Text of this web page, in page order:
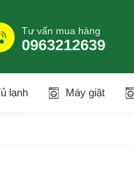
Tư vấn mua hàng
0963212639
lạnh Máy giặt